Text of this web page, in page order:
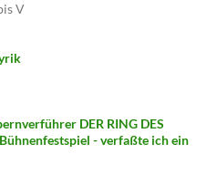
V
DER RING DES
- verfaßte ich ein